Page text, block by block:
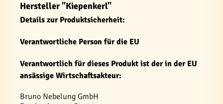
Hersteller "Kiepenkerl"
Details zur Produktsicherheit:
Verantwortliche Person für die EU
Verantwortlich für dieses Produkt ist der in der EU
ansässige Wirtschaftsakteur:
Bruno Nebelung GmbH